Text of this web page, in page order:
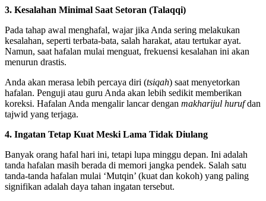
3. Kesalahan Minimal Saat Setoran (Talaqqi)
Pada tahap awal menghafal, wajar jika Anda sering melakukan
kesalahan, seperti terbata-bata, salah harakat, atau tertukar ayat.
Namun, saat hafalan mulai menguat, frekuensi kesalahan ini akan
menurun drastis.
Anda akan merasa lebih percaya diri (tsiqah) saat menyetorkan
hafalan. Penguji atau guru Anda akan lebih sedikit memberikan
koreksi. Hafalan Anda mengalir lancar dengan makharijul hurufdan
tajwid yang terjaga.
4. Ingatan Tetap Kuat Meski Lama Tidak Diulang
Banyak orang hafal hari ini, tetapi lupa minggu depan. Ini adalah
tanda hafalan masih berada di memori jangka pendek. Salah satu
tanda-tanda hafalan mulai ‘Mutqin’ (kuat dan kokoh) yang paling
signifikan adalah daya tahan ingatan tersebut.